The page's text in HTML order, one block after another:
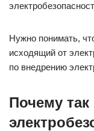
Нужно понимать,
исходящий от
по внедрению
Почему так